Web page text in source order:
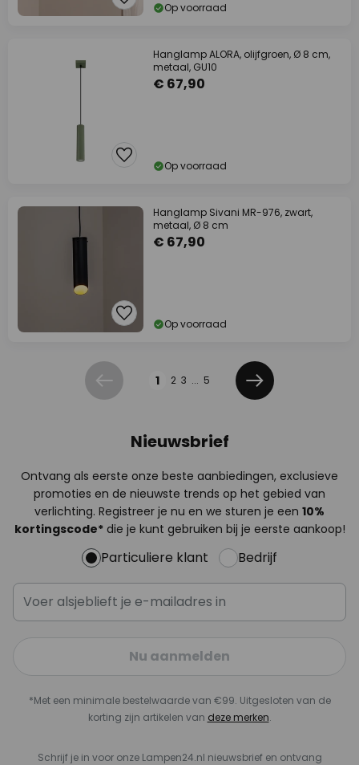
Op voorraad
Hanglamp ALORA, olijfgroen, Ø 8 cm,
metaal, GU10
€ 67,90
Op voorraad
Hanglamp Sivani MR-976, zwart,
metaal, Ø 8 cm
€ 67,90
Op voorraad
Vorige 1 2 3 ... 5
Volgende
Nieuwsbrief
Ontvang als eerste onze beste aanbiedingen, exclusieve
promoties en de nieuwste trends op het gebied van
verlichting. Registreer je nu en we sturen je een 10%
kortingscode*die je kunt gebruiken bij je eerste aankoop!
Particuliere klant Bedrijf
Nu aanmelden
*Met een minimale bestelwaarde van €99. Uitgesloten van de
korting zijn artikelen van deze merken.
Schrijf je in voor onze Lampen24.nl nieuwsbrief en ontvang